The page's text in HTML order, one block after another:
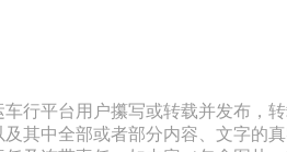
行平台用户攥写或转载并发布，
其中全部或者部分内容、文字的